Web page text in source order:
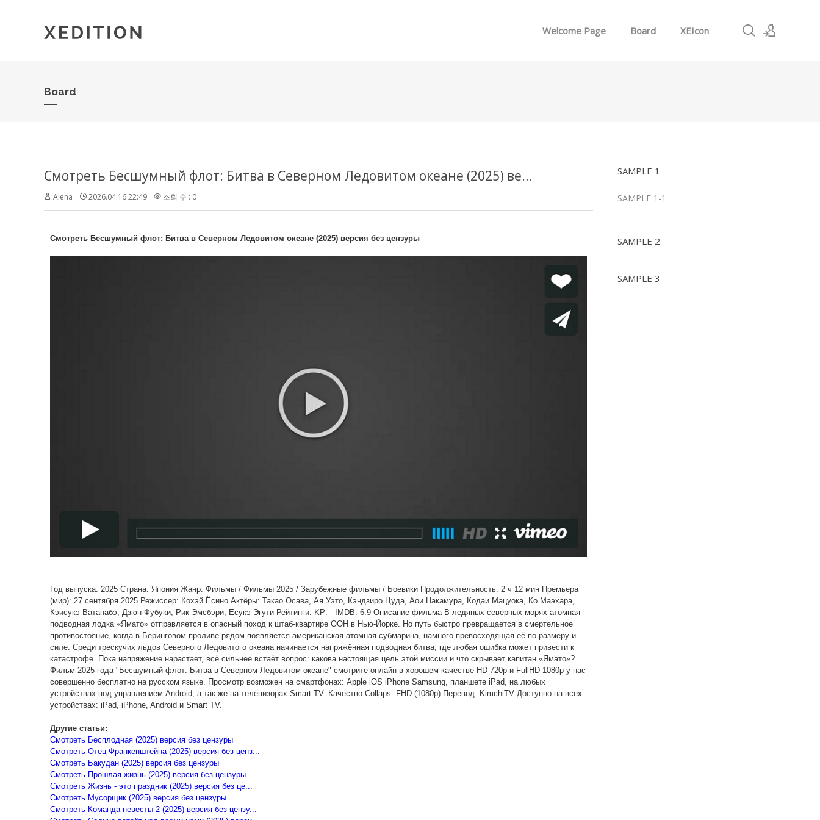
Welcome Page Board XEIcon
Board
SAMPLE 1
SAMPLE 1-1
SAMPLE 2
SAMPLE 3
Смотреть Бесшумный флот: Битва в Северном Ледовитом океане (2025) версия без цензуры
Alena 2026.04.16 22:49 조회 수 : 0
Смотреть Бесшумный флот: Битва в Северном Ледовитом океане (2025) версия без цензуры
Год выпуска: 2025 Страна: Япония Жанр: Фильмы / Фильмы 2025 / Зарубежные фильмы / Боевики Продолжительность: 2 ч 12 мин Премьера
(мир): 27 сентября 2025 Режиссер: Кохэй Ёсино Актёры: Такао Осава, Ая Уэто, Кэндзиро Цуда, Аои Накамура, Кодаи Мацуока, Ко Маэхара,
Кэисукэ Ватанабэ, Дзюн Фубуки, Рик Эмсбэри, Ёсукэ Эгути Рейтинги: KP: - IMDB: 6.9 Описание фильма В ледяных северных морях атомная
подводная лодка «Ямато» отправляется в опасный поход к штаб-квартире ООН в Нью-Йорке. Но путь быстро превращается в смертельное
противостояние, когда в Беринговом проливе рядом появляется американская атомная субмарина, намного превосходящая её по размеру и
силе. Среди трескучих льдов Северного Ледовитого океана начинается напряжённая подводная битва, где любая ошибка может привести к
катастрофе. Пока напряжение нарастает, всё сильнее встаёт вопрос: какова настоящая цель этой миссии и что скрывает капитан «Ямато»?
Фильм 2025 года "Бесшумный флот: Битва в Северном Ледовитом океане" смотрите онлайн в хорошем качестве HD 720p и FullHD 1080p у нас
совершенно бесплатно на русском языке. Просмотр возможен на смартфонах: Apple iOS iPhone Samsung, планшете iPad, на любых
устройствах под управлением Android, а так же на телевизорах Smart TV. Качество Collaps: FHD (1080p) Перевод: KimchiTV Доступно на всех
устройствах: iPad, iPhone, Android и Smart TV.
Другие статьи:
Смотреть Бесплодная (2025) версия без цензуры
Смотреть Отец Франкенштейна (2025) версия без ценз...
Смотреть Бакудан (2025) версия без цензуры
Смотреть Прошлая жизнь (2025) версия без цензуры
Смотреть Жизнь - это праздник (2025) версия без це...
Смотреть Мусорщик (2025) версия без цензуры
Смотреть Команда невесты 2 (2025) версия без цензу...